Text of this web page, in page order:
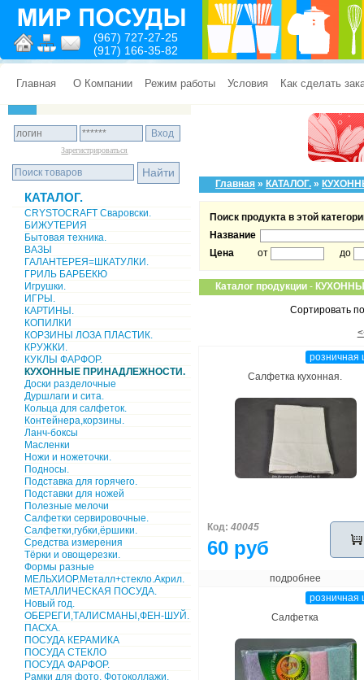
(967) 727-27-25
(917) 166-35-82
Главная О Компании Режим работы Условия Как сделать
Зарегистрироваться
КАТАЛОГ.
CRYSTOCRAFT Сваровски.
БИЖУТЕРИЯ
Бытовая техника.
ВАЗЫ
ГАЛАНТЕРЕЯ=ШКАТУЛКИ.
ГРИЛЬ БАРБЕКЮ
Игрушки.
ИГРЫ.
КАРТИНЫ.
КОПИЛКИ
КОРЗИНЫ ЛОЗА ПЛАСТИК.
КРУЖКИ.
КУКЛЫ ФАРФОР.
КУХОННЫЕ ПРИНАДЛЕЖНОСТИ.
Доски разделочные
Дуршлаги и сита.
Кольца для салфеток.
Контейнера,корзины.
Ланч-боксы
Масленки
Ножи и ножеточки.
Подносы.
Подставка для горячего.
Подставки для ножей
Полезные мелочи
Салфетки сервировочные.
Салфетки,губки,ёршики.
Средства измерения
Тёрки и овощерезки.
Формы разные
МЕЛЬХИОР.Металл+стекло.Акрил.
МЕТАЛЛИЧЕСКАЯ ПОСУДА.
Новый год.
ОБЕРЕГИ,ТАЛИСМАНЫ,ФЕН-ШУЙ.
ПАСХА.
ПОСУДА КЕРАМИКА
ПОСУДА СТЕКЛО
ПОСУДА ФАРФОР.
Рамки для фото, Фотоколлажи.
Главная » КАТАЛОГ. »
Поиск продукта в этой
Название
Цена
от до
Каталог продукции -
Сортировать
розничная
Салфетка кухонная.
Код: 40045
60 руб
подробнее
розничная
Салфетка